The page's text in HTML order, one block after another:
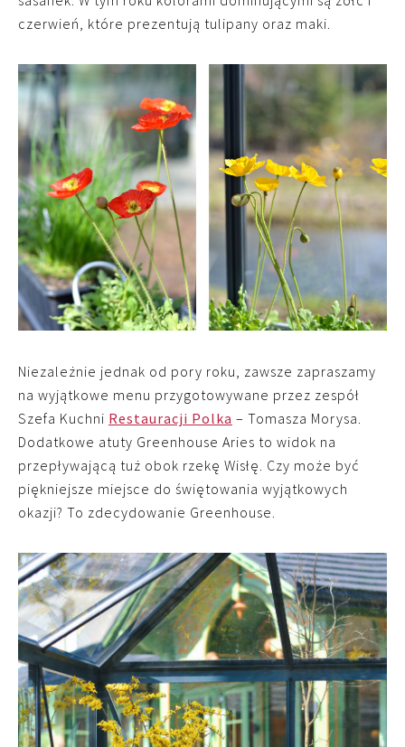
czerwień, które prezentują tulipany oraz maki.
Niezależnie jednak od pory roku, zawsze zapraszamy
na wyjątkowe menu przygotowywane przez zespół
Szefa Kuchni Restauracji Polka – Tomasza Morysa.
Dodatkowe atuty Greenhouse Aries to widok na
przepływającą tuż obok rzekę Wisłę. Czy może być
piękniejsze miejsce do świętowania wyjątkowych
okazji? To zdecydowanie Greenhouse.